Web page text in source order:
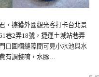
，擄獲外國觀光客打卡台北景
巷2弄18號，捷運土城站巷弄
口圍欄縫隙間可見小水池與水
有調整唷，水豚…